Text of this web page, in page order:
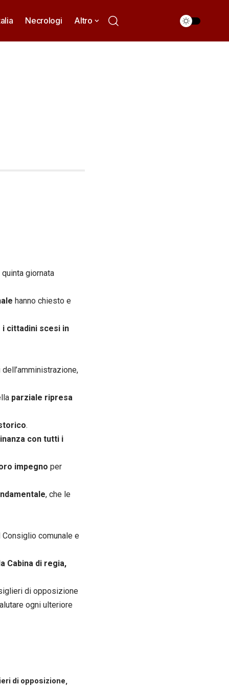
Necrologi Altro
giornata
hanno chiesto e
cittadini scesi in
parziale ripresa
.
con tutti i
impegno per
, che le
comunale e
Cabina di regia,
di opposizione
ogni ulteriore
di opposizione